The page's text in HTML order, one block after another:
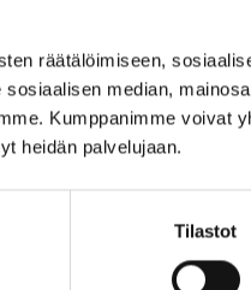
räätälöimiseen,
median,
Kumppanimme voivat
heidän palvelujaan.
Tilastot